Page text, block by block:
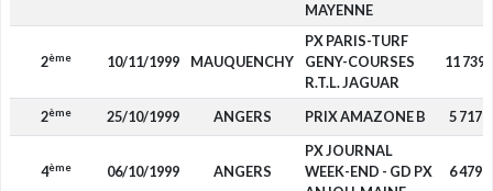
MAYENNE
2ème 10/11/1999 MAUQUENCHY
PX PARIS-TURF
GENY-COURSES
R.T.L. JAGUAR
11 739
2ème 25/10/1999 ANGERS PRIX AMAZONE B 5 717
4ème 06/10/1999 ANGERS
PX JOURNAL
WEEK-END - GD PX
6 479